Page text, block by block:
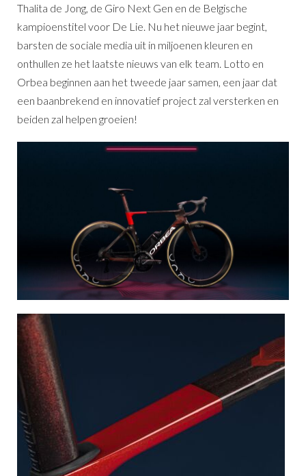
Thalita de Jong, de Giro Next Gen en de Belgische
kampioenstitel voor De Lie. Nu het nieuwe jaar begint,
barsten de sociale media uit in miljoenen kleuren en
onthullen ze het laatste nieuws van elk team. Lotto en
Orbea beginnen aan het tweede jaar samen, een jaar dat
een baanbrekend en innovatief project zal versterken en
beiden zal helpen groeien!